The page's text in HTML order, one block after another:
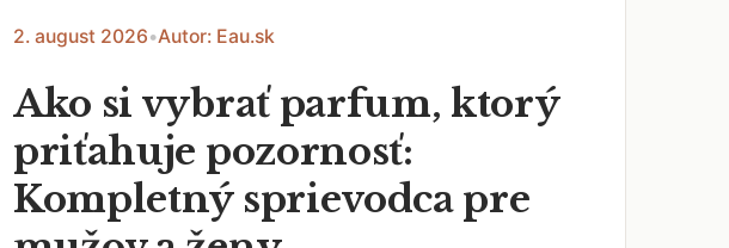
2. august 2026•Autor: Eau.sk
Ako si vybrať parfum, ktorý
priťahuje pozornosť:
Kompletný sprievodca pre